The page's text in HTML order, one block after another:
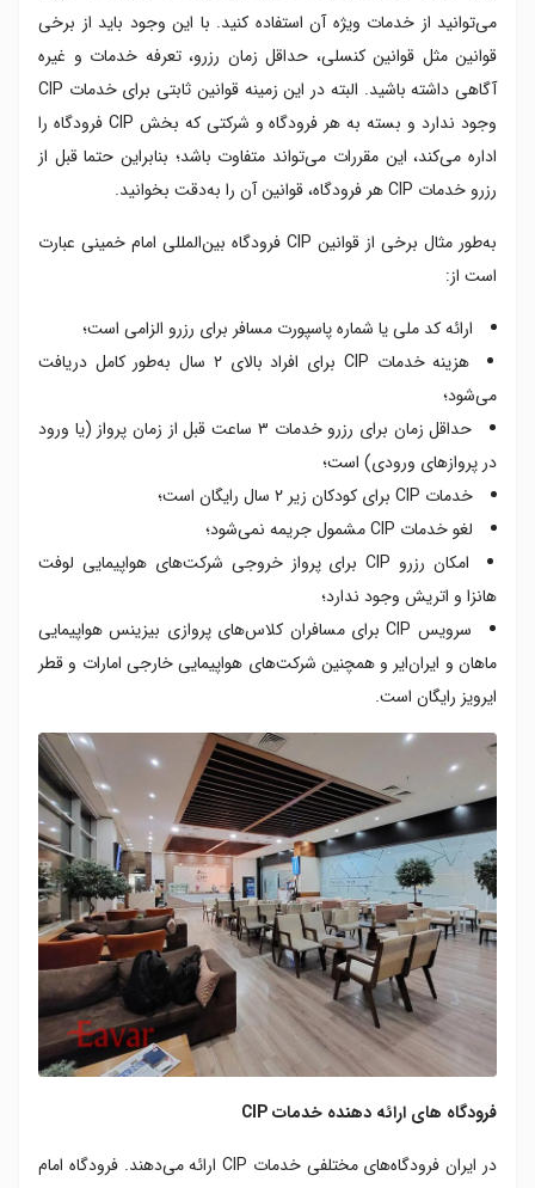
می‌توانید از خدمات ویژه آن استفاده کنید. با این وجود باید از برخی
قوانین مثل قوانین کنسلی، حداقل زمان رزرو، تعرفه خدمات و غیره
آگاهی داشته باشید. البته در این زمینه قوانین ثابتی برای خدمات CIP
وجود ندارد و بسته به هر فرودگاه و شرکتی که بخش CIP فرودگاه را
اداره می‌کند، این مقررات می‌تواند متفاوت باشد؛ بنابراین حتما قبل از
رزرو خدمات CIP هر فرودگاه، قوانین آن را به‌دقت بخوانید.
به‌طور مثال برخی از قوانین CIP فرودگاه بین‌المللی امام خمینی عبارت
است از:
ارائه کد ملی یا شماره پاسپورت مسافر برای رزرو الزامی است؛
هزینه خدمات CIP برای افراد بالای ۲ سال به‌طور کامل دریافت
می‌شود؛
حداقل زمان برای رزرو خدمات ۳ ساعت قبل از زمان پرواز (یا ورود
در پروازهای ورودی) است؛
خدمات CIP برای کودکان زیر ۲ سال رایگان است؛
لغو خدمات CIP مشمول جریمه نمی‌شود؛
امکان رزرو CIP برای پرواز خروجی شرکت‌های هواپیمایی لوفت
هانزا و اتریش وجود ندارد؛
سرویس CIP برای مسافران کلاس‌های پروازی بیزینس هواپیمایی
ماهان و ایران‌ایر و همچنین شرکت‌های هواپیمایی خارجی امارات و قطر
ایرویز رایگان است.
فرودگاه های ارائه دهنده خدمات CIP
در ایران فرودگاه‌های مختلفی خدمات CIP ارائه می‌دهند. فرودگاه امام